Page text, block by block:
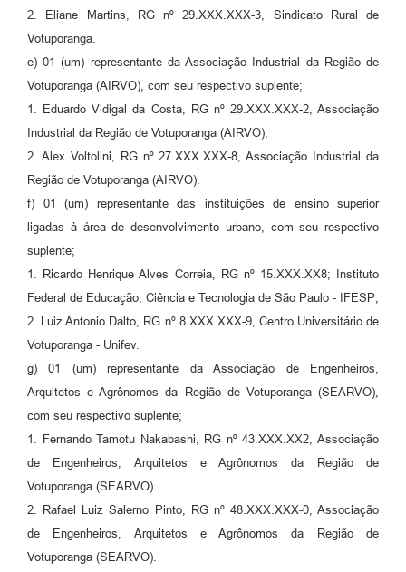
2. Eliane Martins, RG nº 29.XXX.XXX-3, Sindicato Rural de
Votuporanga.
e) 01 (um) representante da Associação Industrial da Região de
Votuporanga (AIRVO), com seu respectivo suplente;
1. Eduardo Vidigal da Costa, RG nº 29.XXX.XXX-2, Associação
Industrial da Região de Votuporanga (AIRVO);
2. Alex Voltolini, RG nº 27.XXX.XXX-8, Associação Industrial da
Região de Votuporanga (AIRVO).
f) 01 (um) representante das instituições de ensino superior
ligadas à área de desenvolvimento urbano, com seu respectivo
suplente;
1. Ricardo Henrique Alves Correia, RG nº 15.XXX.XX8; Instituto
Federal de Educação, Ciência e Tecnologia de São Paulo - IFESP;
2. Luiz Antonio Dalto, RG nº 8.XXX.XXX-9, Centro Universitário de
Votuporanga - Unifev.
g) 01 (um) representante da Associação de Engenheiros,
Arquitetos e Agrônomos da Região de Votuporanga (SEARVO),
com seu respectivo suplente;
1. Fernando Tamotu Nakabashi, RG nº 43.XXX.XX2, Associação
de Engenheiros, Arquitetos e Agrônomos da Região de
Votuporanga (SEARVO).
2. Rafael Luiz Salerno Pinto, RG nº 48.XXX.XXX-0, Associação
de Engenheiros, Arquitetos e Agrônomos da Região de
Votuporanga (SEARVO).